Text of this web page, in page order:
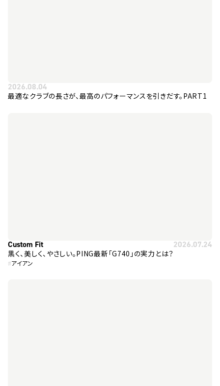
2026.08.04
最適なクラブの長さが、最高のパフォーマンスを引きだす。PART1
Custom Fit 2026.07.24
黒く、美しく、やさしい。PING最新「G740」の実力とは？
#アイアン